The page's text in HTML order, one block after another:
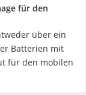
für den
über ein
Batterien mit
für den mobilen